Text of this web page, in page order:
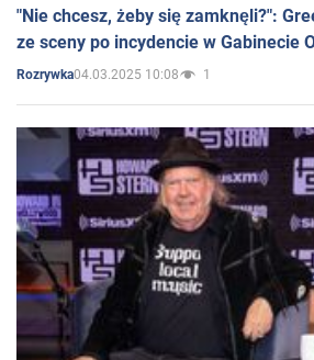
"Nie chcesz, żeby się zamknęli?":
ze sceny po incydencie w Gabinecie
Rozrywka04.03.2025 10:08 1